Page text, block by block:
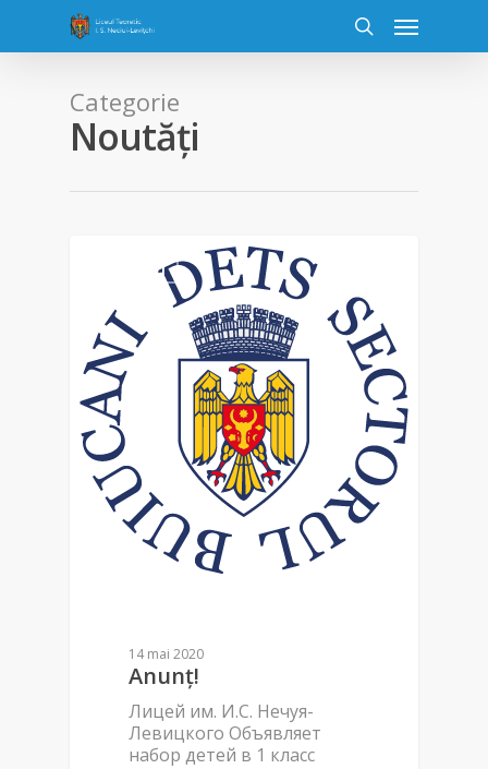
Categorie
Noutăți
NOUTĂȚI
14 mai 2020
Anunț!
Лицей им. И.С. Нечуя-
Левицкого Объявляет
набор детей в 1 класс